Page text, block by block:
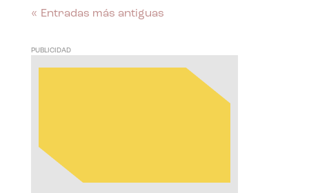
« Entradas más antiguas
PUBLICIDAD